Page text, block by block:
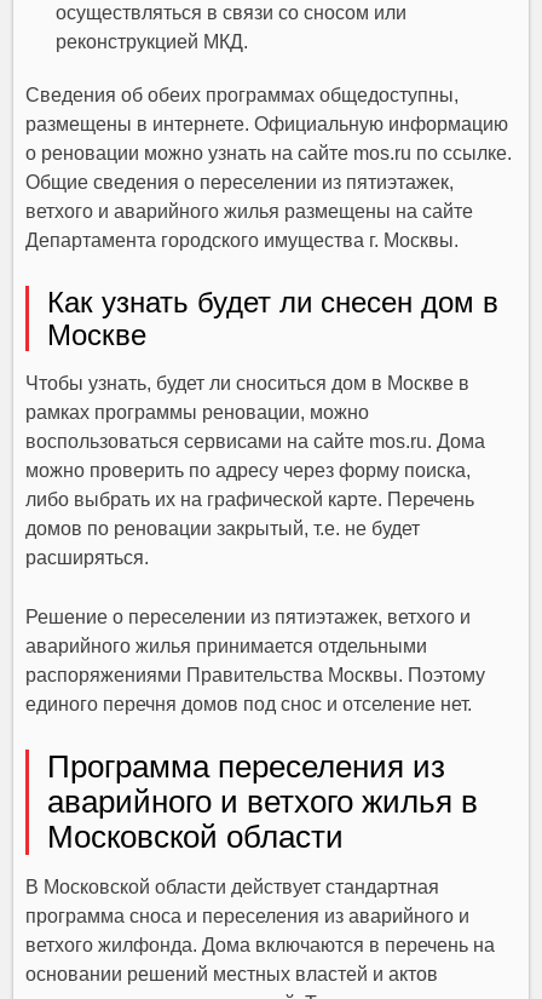
осуществляться в связи со сносом или
реконструкцией МКД.
Сведения об обеих программах общедоступны,
размещены в интернете. Официальную информацию
о реновации можно узнать на сайте mos.ru по ссылке.
Общие сведения о переселении из пятиэтажек,
ветхого и аварийного жилья размещены на сайте
Департамента городского имущества г. Москвы.
Как узнать будет ли снесен дом в
Москве
Чтобы узнать, будет ли сноситься дом в Москве в
рамках программы реновации, можно
воспользоваться сервисами на сайте mos.ru. Дома
можно проверить по адресу через форму поиска,
либо выбрать их на графической карте. Перечень
домов по реновации закрытый, т.е. не будет
расширяться.
Решение о переселении из пятиэтажек, ветхого и
аварийного жилья принимается отдельными
распоряжениями Правительства Москвы. Поэтому
единого перечня домов под снос и отселение нет.
Программа переселения из
аварийного и ветхого жилья в
Московской области
В Московской области действует стандартная
программа сноса и переселения из аварийного и
ветхого жилфонда. Дома включаются в перечень на
основании решений местных властей и актов